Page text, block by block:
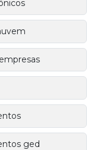
ged